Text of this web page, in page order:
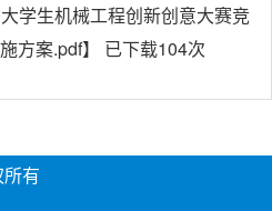
学生机械工程创新创意大赛竞
方案.pdf】 已下载104次
有